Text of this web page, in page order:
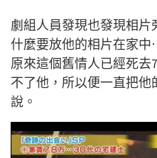
劇組人員發現也發現相
什麼要放他的相片在家
原來這個舊情人已經死
不了他，所以便一直把他
說。